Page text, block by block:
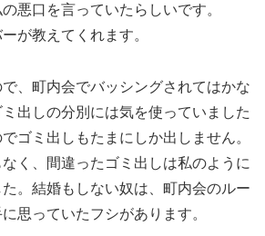
悪口を言っていたらしいです。
が教えてくれます。
、町内会でバッシングされてはかな
出しの分別には気を使っていました
ゴミ出しもたまにしか出しません。
く、間違ったゴミ出しは私のように
。結婚もしない奴は、町内会のルー
思っていたフシがあります。